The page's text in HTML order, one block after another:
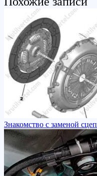
Знакомство с заменой